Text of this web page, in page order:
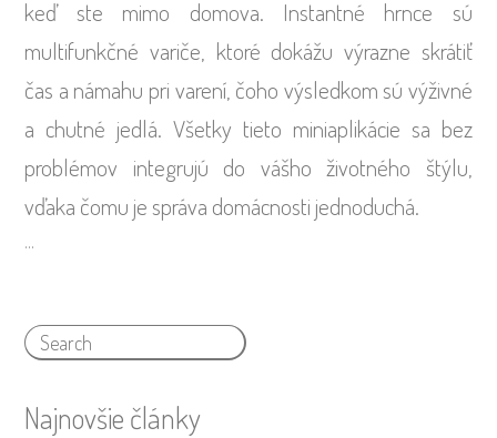
keď ste mimo domova. Instantné hrnce sú
multifunkčné variče, ktoré dokážu výrazne skrátiť
čas a námahu pri varení, čoho výsledkom sú výživné
a chutné jedlá. Všetky tieto miniaplikácie sa bez
problémov integrujú do vášho životného štýlu,
vďaka čomu je správa domácnosti jednoduchá.
…
Najnovšie články